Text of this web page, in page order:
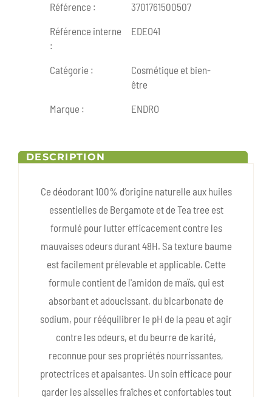
Référence :
3701761500507
Référence interne
:
EDEO41
Catégorie :
Cosmétique et bien-
être
Marque :
ENDRO
DESCRIPTION
Ce déodorant 100% d’origine naturelle aux huiles
essentielles de Bergamote et de Tea tree est
formulé pour lutter efficacement contre les
mauvaises odeurs durant 48H. Sa texture baume
est facilement prélevable et applicable. Cette
formule contient de l'amidon de maïs, qui est
absorbant et adoucissant, du bicarbonate de
sodium, pour rééquilibrer le pH de la peau et agir
contre les odeurs, et du beurre de karité,
reconnue pour ses propriétés nourrissantes,
protectrices et apaisantes. Un soin efficace pour
garder les aisselles fraîches et confortables tout